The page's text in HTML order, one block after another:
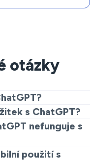
otázky
k podporovanému
obvykle.
s ChatGPT?
takže je bezpečnější
nefunguje s
nastavení VPN
použití s